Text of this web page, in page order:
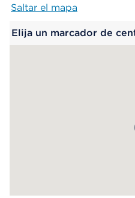
Saltar el mapa
Elija un marcador de